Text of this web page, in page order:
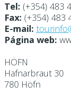
Tel: (+354) 483
Fax: (+354) 483
E-mail:
Página web:
HÖFN
Hafnarbraut 30
780 Höfn